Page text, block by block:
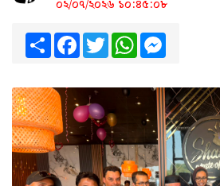
০২/০৭/২০২৬ ১০:৪৫:০৮
ShareFacebook
TwitterWhatsApp